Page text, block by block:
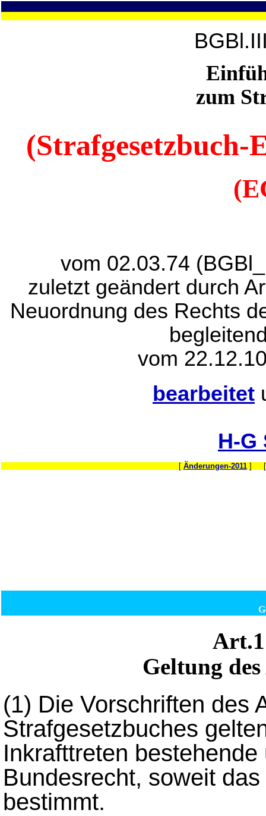
zum
vom 02.03.74
zuletzt geändert durch
Neuordnung des Rechts
vom
bearbeitet
H-G
[ Änderungen-2011]
Geltung
(1) Die Vorschriften des
Strafgesetzbuches
Inkrafttreten
Bundesrecht, soweit
bestimmt.